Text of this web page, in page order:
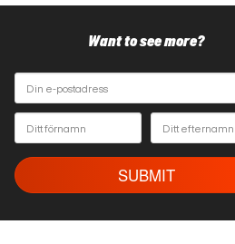
Want to see more?